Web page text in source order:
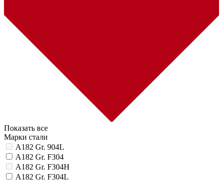
Показать все
Марки стали
A182 Gr. 904L
A182 Gr. F304
A182 Gr. F304H
A182 Gr. F304L